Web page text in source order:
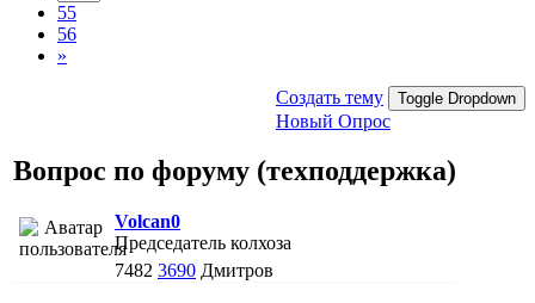
55
56
»
Создать тему Toggle Dropdown
Новый Опрос
Вопрос по форуму (техподдержка)
Volcan0
Председатель колхоза
7482 3690 Дмитров